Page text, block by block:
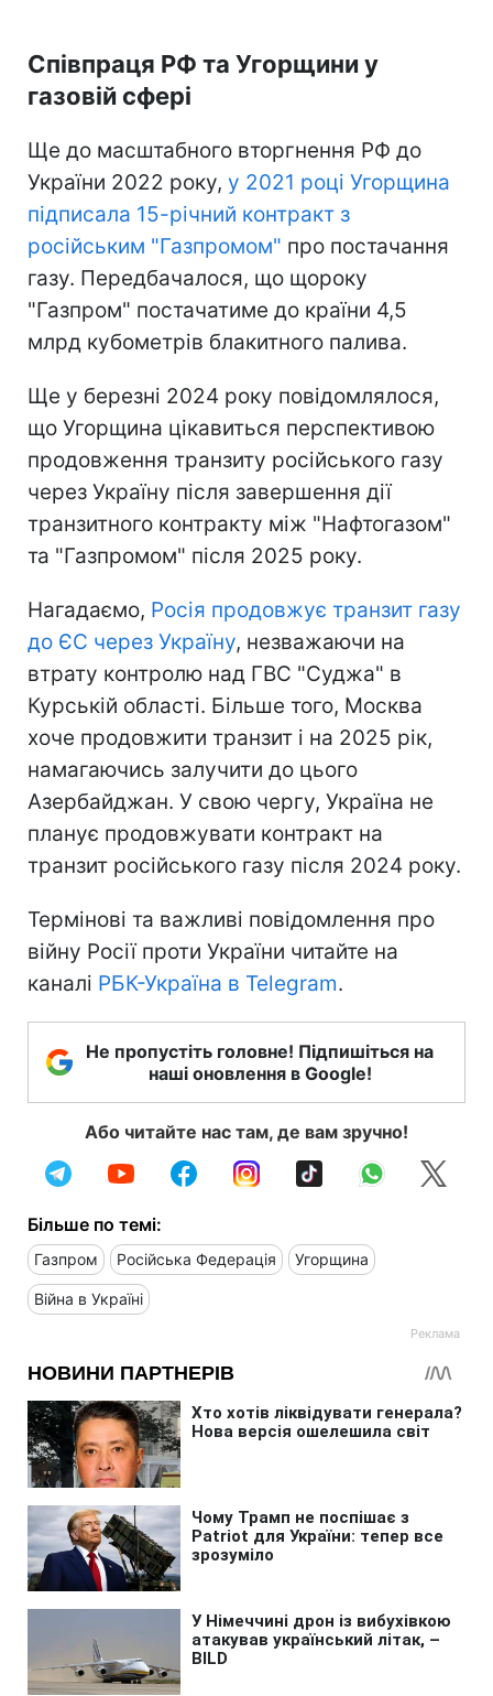
Співпраця РФ та Угорщини у
газовій сфері
Ще до масштабного вторгнення РФ до
України 2022 року, у 2021 році Угорщина
підписала 15-річний контракт з
російським "Газпромом" про постачання
газу. Передбачалося, що щороку
"Газпром" постачатиме до країни 4,5
млрд кубометрів блакитного палива.
Ще у березні 2024 року повідомлялося,
що Угорщина цікавиться перспективою
продовження транзиту російського газу
через Україну після завершення дії
транзитного контракту між "Нафтогазом"
та "Газпромом" після 2025 року.
Нагадаємо, Росія продовжує транзит газу
до ЄС через Україну, незважаючи на
втрату контролю над ГВС "Суджа" в
Курській області. Більше того, Москва
хоче продовжити транзит і на 2025 рік,
намагаючись залучити до цього
Азербайджан. У свою чергу, Україна не
планує продовжувати контракт на
транзит російського газу після 2024 року.
Термінові та важливі повідомлення про
війну Росії проти України читайте на
каналі РБК-Україна в Telegram.
Не пропустіть головне! Підпишіться на
наші оновлення в Google!
Або читайте нас там, де вам зручно!
Більше по темі:
Газпром Російська Федерація Угорщина
Війна в Україні